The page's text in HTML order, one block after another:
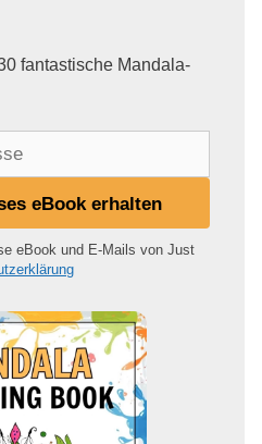
fantastische Mandala-
eBook erhalten
eBook und E-Mails von Just